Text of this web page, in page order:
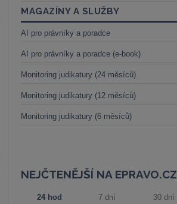
MAGAZÍNY A SLUŽBY
AI pro právníky a poradce
AI pro právníky a poradce (e-book)
Monitoring judikatury (24 měsíců)
Monitoring judikatury (12 měsíců)
Monitoring judikatury (6 měsíců)
NEJČTENĚJŠÍ NA EPRAVO.CZ
24 hod 7 dní 30 dní